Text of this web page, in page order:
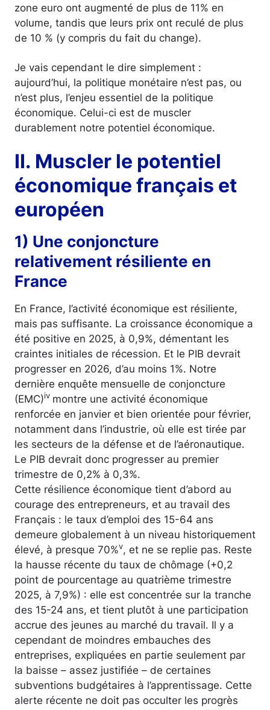
zone euro ont augmenté de plus de 11% en
volume, tandis que leurs prix ont reculé de plus
de 10 % (y compris du fait du change).
Je vais cependant le dire simplement :
aujourd’hui, la politique monétaire n’est pas, ou
n’est plus, l’enjeu essentiel de la politique
économique. Celui-ci est de muscler
durablement notre potentiel économique.
II. Muscler le potentiel
économique français et
européen
1) Une conjoncture
relativement résiliente en
France
En France, l’activité économique est résiliente,
mais pas suffisante. La croissance économique a
été positive en 2025, à 0,9%, démentant les
craintes initiales de récession. Et le PIB devrait
progresser en 2026, d’au moins 1%. Notre
dernière enquête mensuelle de conjoncture
(EMC)iv montre une activité économique
renforcée en janvier et bien orientée pour février,
notamment dans l’industrie, où elle est tirée par
les secteurs de la défense et de l’aéronautique.
Le PIB devrait donc progresser au premier
trimestre de 0,2% à 0,3%.
Cette résilience économique tient d’abord au
courage des entrepreneurs, et au travail des
Français : le taux d’emploi des 15-64 ans
demeure globalement à un niveau historiquement
élevé, à presque 70%v, et ne se replie pas. Reste
la hausse récente du taux de chômage (+0,2
point de pourcentage au quatrième trimestre
2025, à 7,9%) : elle est concentrée sur la tranche
des 15-24 ans, et tient plutôt à une participation
accrue des jeunes au marché du travail. Il y a
cependant de moindres embauches des
entreprises, expliquées en partie seulement par
la baisse – assez justifiée – de certaines
subventions budgétaires à l’apprentissage. Cette
alerte récente ne doit pas occulter les progrès